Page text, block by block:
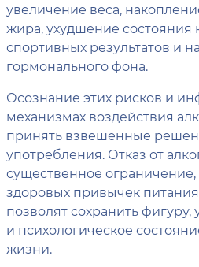
увеличение веса,
жира, ухудшение состояния
спортивных результатов и
гормонального фона.
Осознание этих рисков и
механизмах воздействия
принять взвешенные
употребления. Отказ от
существенное
здоровых привычек
позволят сохранить
и психологическое
жизни.